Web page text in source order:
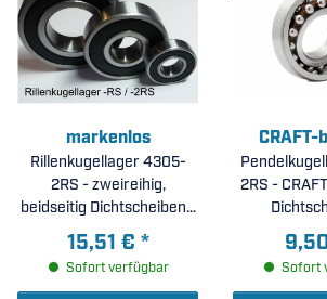
markenlos
Rillenkugellager 4305-
2RS - zweireihig,
beidseitig Dichtscheiben (
25x62x24mm )
15,51 € *
Sofort verfügbar
2RS -
Sofort